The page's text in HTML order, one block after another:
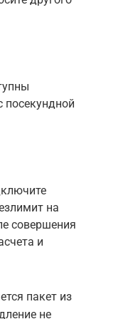
посекундной
на
совершения
и
пакет из
не